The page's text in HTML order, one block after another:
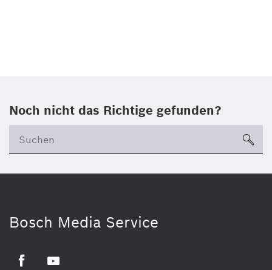
Noch nicht das Richtige gefunden?
Bosch Media Service